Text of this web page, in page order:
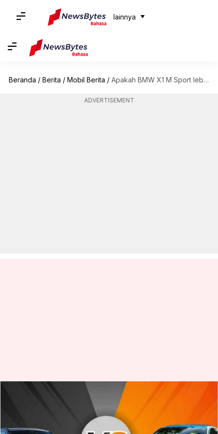
lainnya
Beranda / Berita / Mobil Berita / Apakah BMW X1 M Sport lebih baik daripada Audi Q3 Sportback?
ADVERTISEMENT
Apakah BMW X1 M Sport lebih
baik daripada Audi Q3